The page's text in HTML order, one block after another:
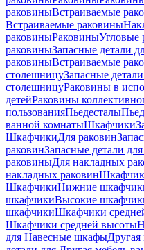
раковиныВстраиваемые
Встраиваемые раковины
раковиныРаковиныУгловые
раковиныЗапасные детали
раковиныВстраиваемые
столешницуЗапасные
столешницуРаковины в
детейРаковины
пользованияПьедесталы
ванной комнатыШкафчики
ШкафчикиДля раковин
раковинЗапасные детали
раковиныДля накладных
накладных pаковин
ШкафчикиНижние
шкафчикиВысокие
шкафчикиШкафчики
Шкафчики средней высоты
для Навесные шкафы